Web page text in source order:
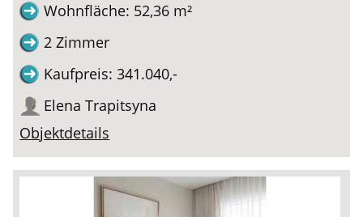
Wohnfläche: 52,36 m²
2 Zimmer
Kaufpreis: 341.040,-
Elena Trapitsyna
Objektdetails